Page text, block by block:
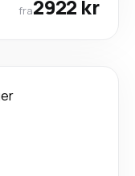
fra2922 kr